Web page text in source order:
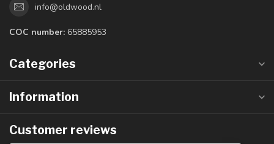
info@oldwood.nl
COC number: 65885953
Categories
Information
Customer reviews